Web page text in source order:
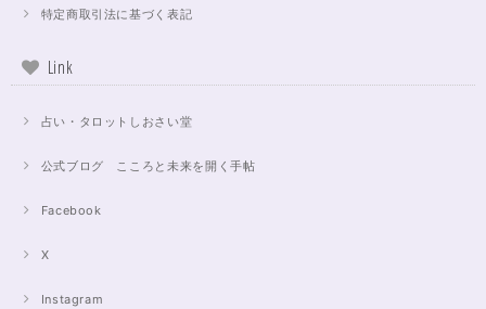
特定商取引法に基づく表記
Link
占い・タロットしおさい堂
公式ブログ こころと未来を開く手帖
Facebook
X
Instagram